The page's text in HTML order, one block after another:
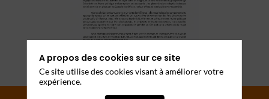
Chers clients,
A propos des cookies sur ce site
Ce site utilise des cookies visant à améliorer votre
expérience.